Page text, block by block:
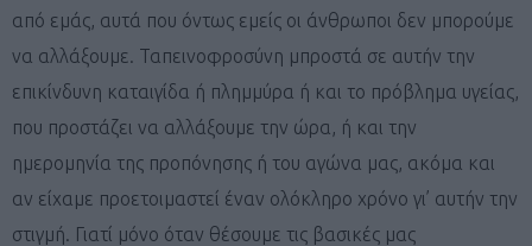
από εμάς, αυτά που όντως εμείς οι άνθρωποι δεν μπορούμε
να αλλάξουμε. Ταπεινοφροσύνη μπροστά σε αυτήν την
επικίνδυνη καταιγίδα ή πλημμύρα ή και το πρόβλημα υγείας,
που προστάζει να αλλάξουμε την ώρα, ή και την
ημερομηνία της προπόνησης ή του αγώνα μας, ακόμα και
αν είχαμε προετοιμαστεί έναν ολόκληρο χρόνο γι’ αυτήν την
στιγμή. Γιατί μόνο όταν θέσουμε τις βασικές μας